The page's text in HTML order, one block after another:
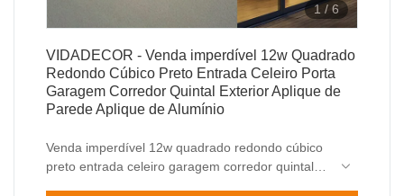
1 / 6
VIDADECOR - Venda imperdível 12w Quadrado
Redondo Cúbico Preto Entrada Celeiro Porta
Garagem Corredor Quintal Exterior Aplique de
Parede Aplique de Alumínio
Venda imperdível 12w quadrado redondo cúbico
preto entrada celeiro garagem corredor quintal